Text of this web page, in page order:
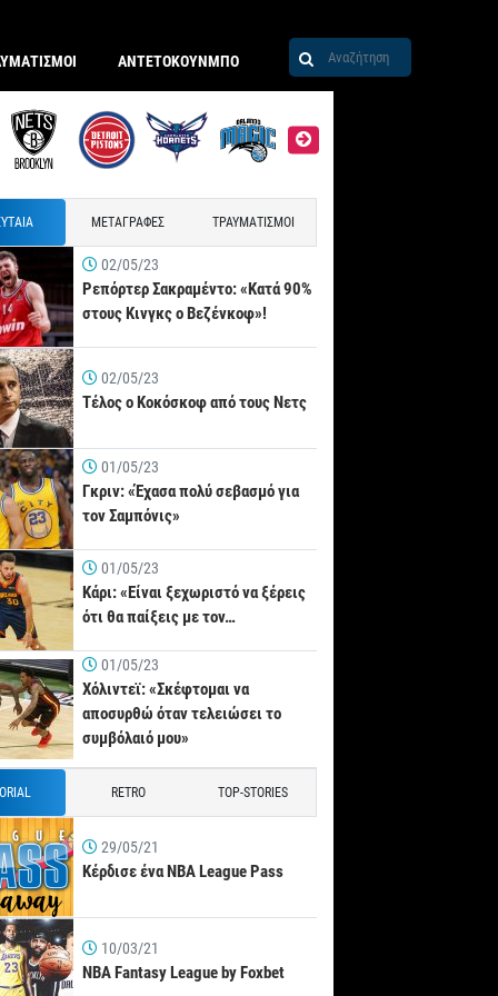
ΑΝΤΕΤΟΚΟΥΝΜΠΟ
ΜΕΤΑΓΡΑΦΕΣ ΤΡΑΥΜΑΤΙΣΜΟΙ
02/05/23
Ρεπόρτερ Σακραμέντο: «Κατά 90%
στους Κινγκς ο Βεζένκοφ»!
02/05/23
Τέλος ο Κοκόσκοφ από τους Νετς
01/05/23
Γκριν: «Έχασα πολύ σεβασμό για
τον Σαμπόνις»
01/05/23
Κάρι: «Είναι ξεχωριστό να ξέρεις
ότι θα παίξεις με τον…
01/05/23
Χόλιντεϊ: «Σκέφτομαι να
αποσυρθώ όταν τελειώσει το
συμβόλαιό μου»
RETRO TOP-STORIES
29/05/21
Κέρδισε ένα NBA League Pass
10/03/21
NBA Fantasy League by Foxbet